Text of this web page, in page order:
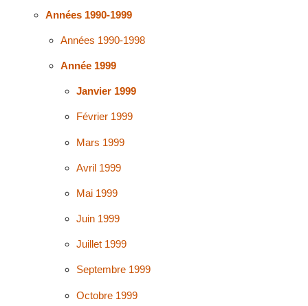
Années 1990-1999
Années 1990-1998
Année 1999
Janvier 1999
Février 1999
Mars 1999
Avril 1999
Mai 1999
Juin 1999
Juillet 1999
Septembre 1999
Octobre 1999